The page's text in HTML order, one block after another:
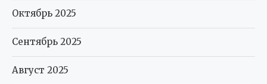
Октябрь 2025
Сентябрь 2025
Август 2025